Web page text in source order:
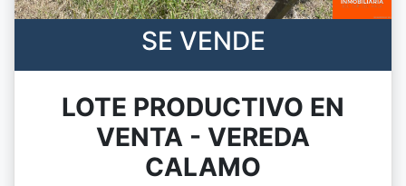
SE VENDE
LOTE PRODUCTIVO EN
VENTA - VEREDA
CALAMO